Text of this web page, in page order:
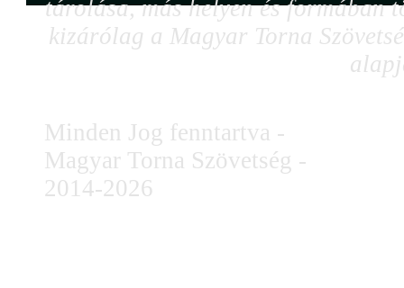
tárolása, más helyen és formában
kizárólag a Magyar Torna
Minden Jog fenntartva -
Magyar Torna Szövetség -
2014-2026